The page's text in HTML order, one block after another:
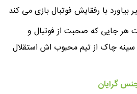
با رفقایش فوتبال بازی می کند
هر جایی که صحبت از فوتبال و
چاک از تیم محبوب اش استقلال
گرایان